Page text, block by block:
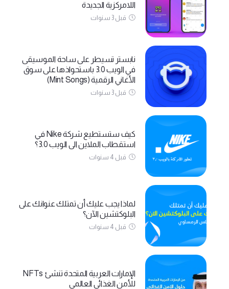
اللامركزية الجديدة
قبل 3 سنوات
نابستر تسيطر على ساحة الموسيقى
في الويب 3.0 باستحواذها على سوق
الأغاني الرقمية (Mint Songs)
قبل 3 سنوات
كيف ستستطيع شركة Nike في
استقطاب الملاين الى الويب 3.0؟
قبل 4 سنوات
لماذا يجب عليك أن تمتلك عنوانك على
البلوكتشين الآن؟
قبل 4 سنوات
الإمارات العربية المتحدة تنشئ NFTs
للأمن الغذائي العالمي